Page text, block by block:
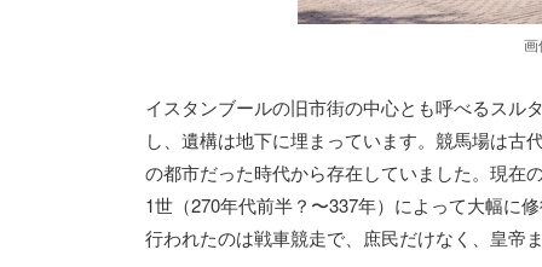
画
イスタンブールの旧市街の中心とも呼べるスル
し、遺構は地下に埋まっています。競馬場は古
の都市だった時代から存在していました。現在
1世（270年代前半？〜337年）によって大幅に
行われたのは戦車競走で、庶民だけなく、皇帝